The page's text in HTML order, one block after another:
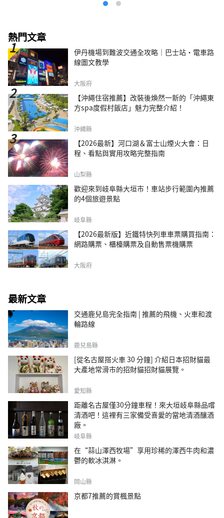
熱門文章
伊丹機場到難波交通全攻略｜巴士站・電車路
線圖文教學
大阪府
【沖繩住宿推薦】改裝後煥然一新的「沖繩東
方spa度假村飯店」魅力完整介紹！
沖繩縣
【2026最新】河口湖＆富士山煙火大會：日
程、看點與實用攻略完整指南
山梨縣
歡迎來到岐阜縣大垣市！車站步行範圍內推薦
的4個旅遊景點
岐阜縣
【2026最新版】近鐵特快列車車票購買指南：
網路購票、櫃檯購票及自動售票機購票
大阪府
最新文章
交通鹿兒島完全指南 | 推薦的飛機、火車和渡
輪路線
鹿兒島縣
[從名古屋搭火車 30 分鐘] 介紹日本招財貓最
大產地常滑市的招財貓招財貓展覽。
愛知縣
距離名古屋僅30分鐘車程！來大垣岐阜縣品嚐
清酒吧！這裡有三家備受喜愛的當地清酒釀酒
廠。
岐阜縣
在“蒜山澤西牧場”享用珍稀的澤西牛肉和濃
鬱的軟冰淇淋。
岡山縣
京都7推薦的賞楓景點